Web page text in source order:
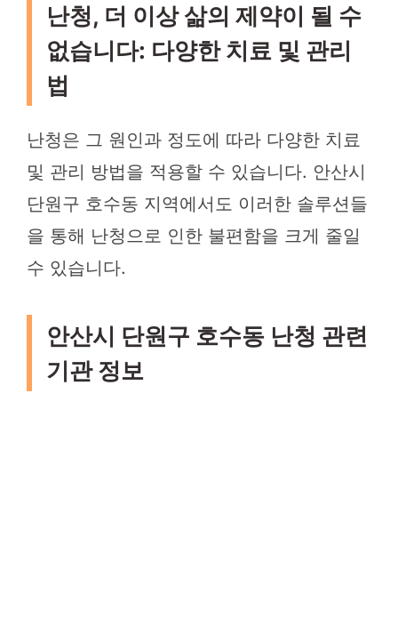
난청, 더 이상 삶의 제약이 될 수
없습니다: 다양한 치료 및 관리
법
난청은 그 원인과 정도에 따라 다양한 치료
및 관리 방법을 적용할 수 있습니다. 안산시
단원구 호수동 지역에서도 이러한 솔루션들
을 통해 난청으로 인한 불편함을 크게 줄일
수 있습니다.
안산시 단원구 호수동 난청 관련
기관 정보